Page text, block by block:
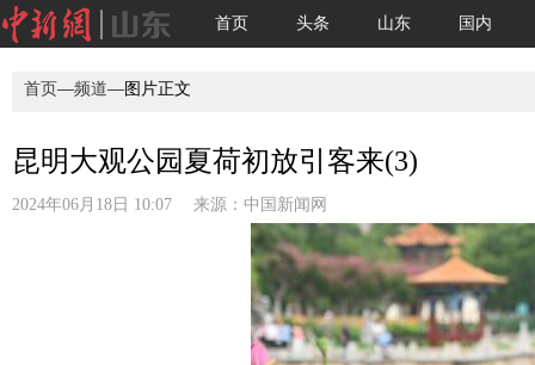
首页 头条 山东 国内
首页—频道—图片正文
昆明大观公园夏荷初放引客来(3)
2024年06月18日 10:07 来源： 中国新闻网